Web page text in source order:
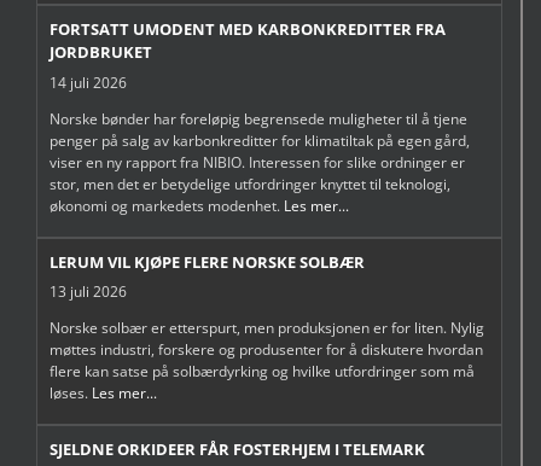
FORTSATT UMODENT MED KARBONKREDITTER FRA
JORDBRUKET
14 juli 2026
Norske bønder har foreløpig begrensede muligheter til å tjene
penger på salg av karbonkreditter for klimatiltak på egen gård,
viser en ny rapport fra NIBIO. Interessen for slike ordninger er
stor, men det er betydelige utfordringer knyttet til teknologi,
økonomi og markedets modenhet. Les mer...
LERUM VIL KJØPE FLERE NORSKE SOLBÆR
13 juli 2026
Norske solbær er etterspurt, men produksjonen er for liten. Nylig
møttes industri, forskere og produsenter for å diskutere hvordan
flere kan satse på solbærdyrking og hvilke utfordringer som må
løses. Les mer...
SJELDNE ORKIDEER FÅR FOSTERHJEM I TELEMARK